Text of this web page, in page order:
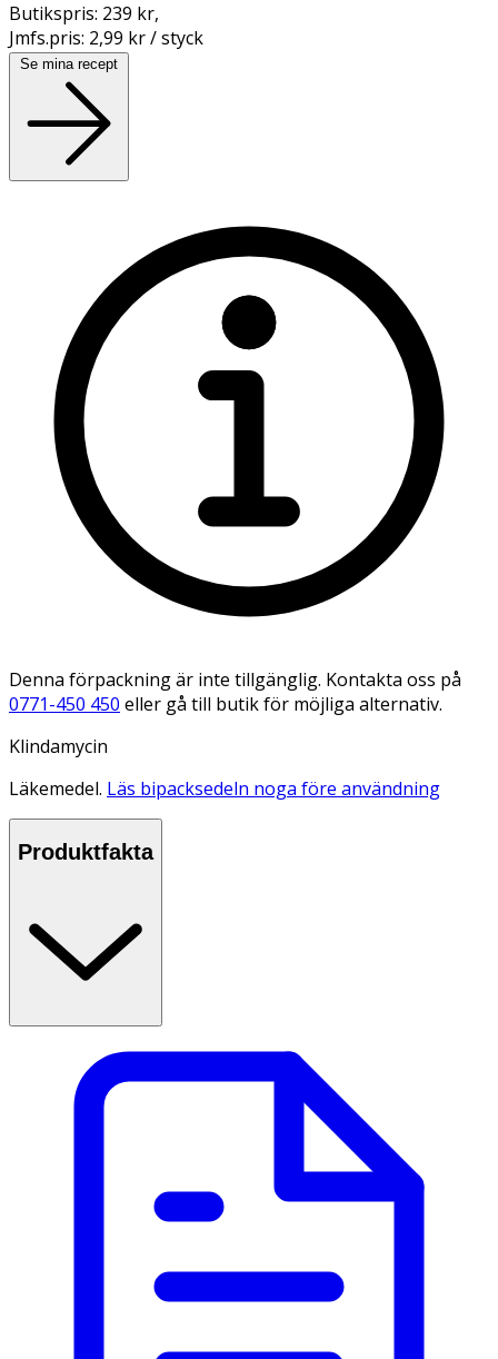
Butikspris: 239 kr,
Jmfs.pris: 2,99 kr / styck
Se mina recept
Denna förpackning är inte tillgänglig. Kontakta oss på
0771-450 450 eller gå till butik för möjliga alternativ.
Klindamycin
Läkemedel. Läs bipacksedeln noga före användning
Produktfakta